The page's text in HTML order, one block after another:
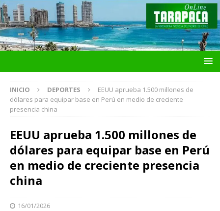
INICIO DEPORTES
EEUU aprueba 1.500 millones de
dólares para equipar base en Perú en medio de creciente
presencia china
EEUU aprueba 1.500 millones de
dólares para equipar base en Perú
en medio de creciente presencia
china
16/01/2026